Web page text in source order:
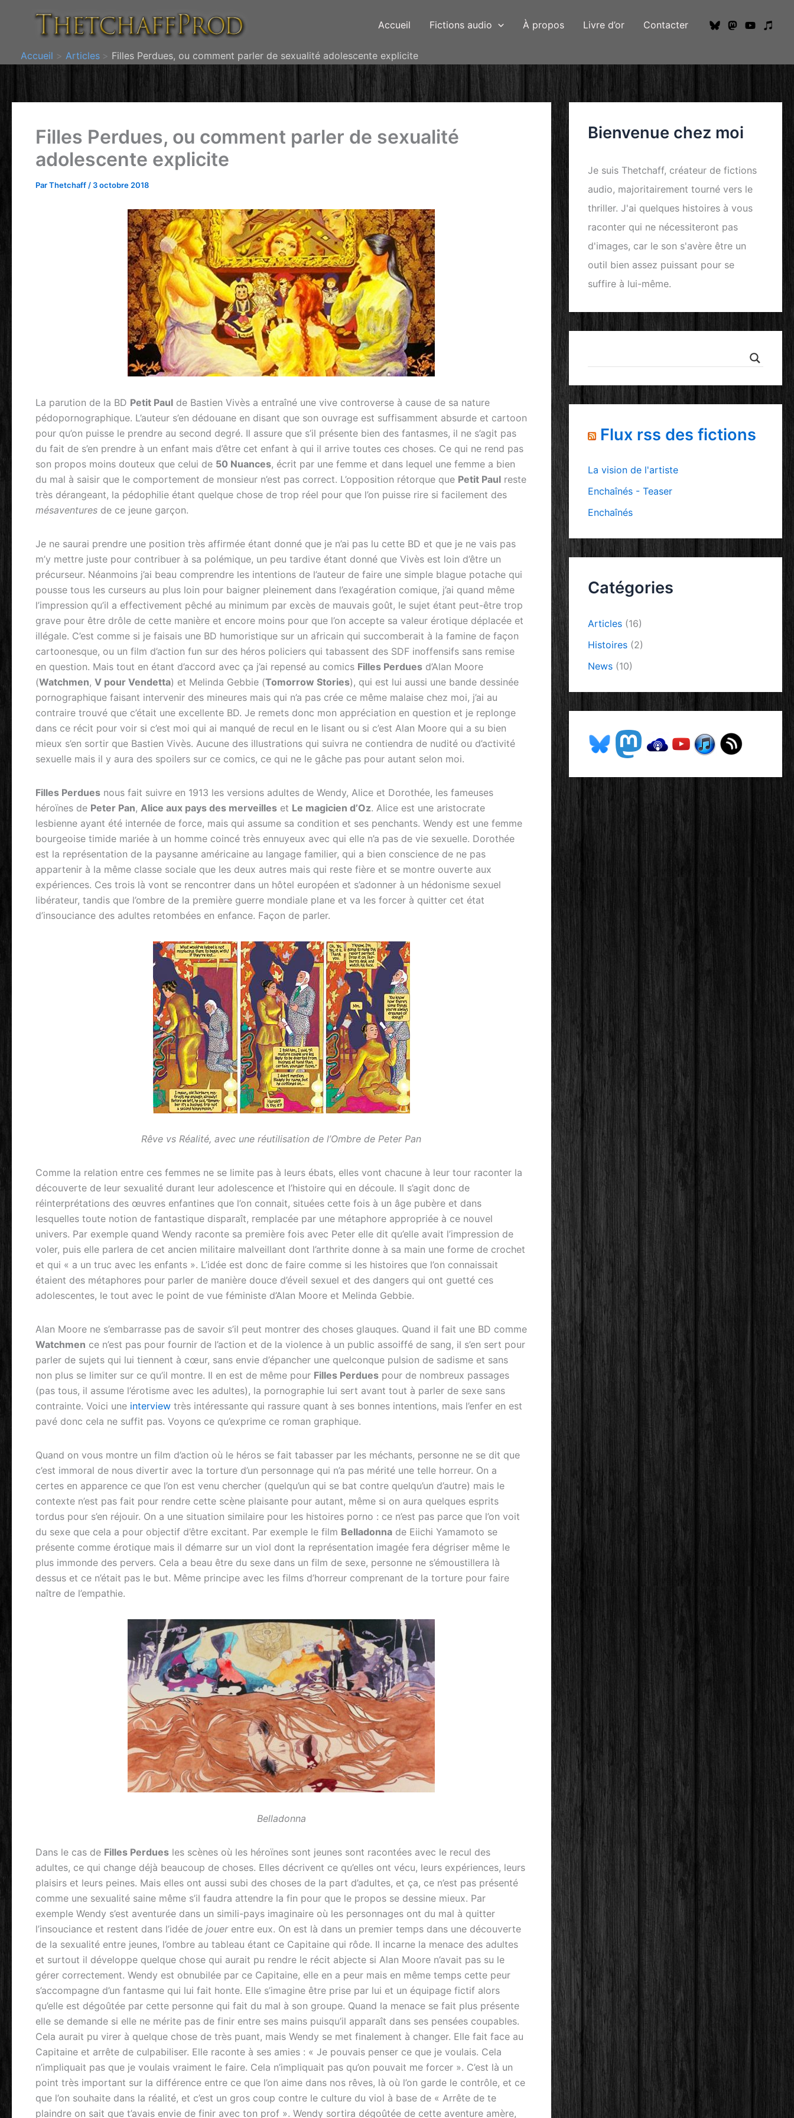
Accueil Fictions audio À propos Livre d’or Contacter
Accueil Articles Filles Perdues, ou comment parler de sexualité adolescente explicite
Filles Perdues, ou comment parler de sexualité
adolescente explicite
ParThetchaff / 3 octobre 2018
La parution de la BD Petit Paul de Bastien Vivès a entraîné une vive controverse à cause de sa nature
pédopornographique. L’auteur s’en dédouane en disant que son ouvrage est suffisamment absurde et cartoon
pour qu’on puisse le prendre au second degré. Il assure que s’il présente bien des fantasmes, il ne s’agit pas
du fait de s’en prendre à un enfant mais d’être cet enfant à qui il arrive toutes ces choses. Ce qui ne rend pas
son propos moins douteux que celui de 50 Nuances, écrit par une femme et dans lequel une femme a bien
du mal à saisir que le comportement de monsieur n’est pas correct. L’opposition rétorque que Petit Paul reste
très dérangeant, la pédophilie étant quelque chose de trop réel pour que l’on puisse rire si facilement des
mésaventures de ce jeune garçon.
Je ne saurai prendre une position très affirmée étant donné que je n’ai pas lu cette BD et que je ne vais pas
m’y mettre juste pour contribuer à sa polémique, un peu tardive étant donné que Vivès est loin d’être un
précurseur. Néanmoins j’ai beau comprendre les intentions de l’auteur de faire une simple blague potache qui
pousse tous les curseurs au plus loin pour baigner pleinement dans l’exagération comique, j’ai quand même
l’impression qu’il a effectivement pêché au minimum par excès de mauvais goût, le sujet étant peut-être trop
grave pour être drôle de cette manière et encore moins pour que l’on accepte sa valeur érotique déplacée et
illégale. C’est comme si je faisais une BD humoristique sur un africain qui succomberait à la famine de façon
cartoonesque, ou un film d’action fun sur des héros policiers qui tabassent des SDF inoffensifs sans remise
en question. Mais tout en étant d’accord avec ça j’ai repensé au comics Filles Perdues d’Alan Moore
(Watchmen, V pour Vendetta) et Melinda Gebbie (Tomorrow Stories), qui est lui aussi une bande dessinée
pornographique faisant intervenir des mineures mais qui n’a pas crée ce même malaise chez moi, j’ai au
contraire trouvé que c’était une excellente BD. Je remets donc mon appréciation en question et je replonge
dans ce récit pour voir si c’est moi qui ai manqué de recul en le lisant ou si c’est Alan Moore qui a su bien
mieux s’en sortir que Bastien Vivès. Aucune des illustrations qui suivra ne contiendra de nudité ou d’activité
sexuelle mais il y aura des spoilers sur ce comics, ce qui ne le gâche pas pour autant selon moi.
Filles Perdues nous fait suivre en 1913 les versions adultes de Wendy, Alice et Dorothée, les fameuses
héroïnes de Peter Pan, Alice aux pays des merveilles et Le magicien d’Oz. Alice est une aristocrate
lesbienne ayant été internée de force, mais qui assume sa condition et ses penchants. Wendy est une femme
bourgeoise timide mariée à un homme coincé très ennuyeux avec qui elle n’a pas de vie sexuelle. Dorothée
est la représentation de la paysanne américaine au langage familier, qui a bien conscience de ne pas
appartenir à la même classe sociale que les deux autres mais qui reste fière et se montre ouverte aux
expériences. Ces trois là vont se rencontrer dans un hôtel européen et s’adonner à un hédonisme sexuel
libérateur, tandis que l’ombre de la première guerre mondiale plane et va les forcer à quitter cet état
d’insouciance des adultes retombées en enfance. Façon de parler.
Rêve vs Réalité, avec une réutilisation de l’Ombre de Peter Pan
Comme la relation entre ces femmes ne se limite pas à leurs ébats, elles vont chacune à leur tour raconter la
découverte de leur sexualité durant leur adolescence et l’histoire qui en découle. Il s’agit donc de
réinterprétations des œuvres enfantines que l’on connait, situées cette fois à un âge pubère et dans
lesquelles toute notion de fantastique disparaît, remplacée par une métaphore appropriée à ce nouvel
univers. Par exemple quand Wendy raconte sa première fois avec Peter elle dit qu’elle avait l’impression de
voler, puis elle parlera de cet ancien militaire malveillant dont l’arthrite donne à sa main une forme de crochet
et qui « a un truc avec les enfants ». L’idée est donc de faire comme si les histoires que l’on connaissait
étaient des métaphores pour parler de manière douce d’éveil sexuel et des dangers qui ont guetté ces
adolescentes, le tout avec le point de vue féministe d’Alan Moore et Melinda Gebbie.
Alan Moore ne s’embarrasse pas de savoir s’il peut montrer des choses glauques. Quand il fait une BD comme
Watchmen ce n’est pas pour fournir de l’action et de la violence à un public assoiffé de sang, il s’en sert pour
parler de sujets qui lui tiennent à cœur, sans envie d’épancher une quelconque pulsion de sadisme et sans
non plus se limiter sur ce qu’il montre. Il en est de même pour Filles Perdues pour de nombreux passages
(pas tous, il assume l’érotisme avec les adultes), la pornographie lui sert avant tout à parler de sexe sans
contrainte. Voici une interview très intéressante qui rassure quant à ses bonnes intentions, mais l’enfer en est
pavé donc cela ne suffit pas. Voyons ce qu’exprime ce roman graphique.
Quand on vous montre un film d’action où le héros se fait tabasser par les méchants, personne ne se dit que
c’est immoral de nous divertir avec la torture d’un personnage qui n’a pas mérité une telle horreur. On a
certes en apparence ce que l’on est venu chercher (quelqu’un qui se bat contre quelqu’un d’autre) mais le
contexte n’est pas fait pour rendre cette scène plaisante pour autant, même si on aura quelques esprits
tordus pour s’en réjouir. On a une situation similaire pour les histoires porno : ce n’est pas parce que l’on voit
du sexe que cela a pour objectif d’être excitant. Par exemple le film Belladonna de Eiichi Yamamoto se
présente comme érotique mais il démarre sur un viol dont la représentation imagée fera dégriser même le
plus immonde des pervers. Cela a beau être du sexe dans un film de sexe, personne ne s’émoustillera là
dessus et ce n’était pas le but. Même principe avec les films d’horreur comprenant de la torture pour faire
naître de l’empathie.
Belladonna
Dans le cas de Filles Perdues les scènes où les héroïnes sont jeunes sont racontées avec le recul des
adultes, ce qui change déjà beaucoup de choses. Elles décrivent ce qu’elles ont vécu, leurs expériences, leurs
plaisirs et leurs peines. Mais elles ont aussi subi des choses de la part d’adultes, et ça, ce n’est pas présenté
comme une sexualité saine même s’il faudra attendre la fin pour que le propos se dessine mieux. Par
exemple Wendy s’est aventurée dans un simili-pays imaginaire où les personnages ont du mal à quitter
l’insouciance et restent dans l’idée de jouerentre eux. On est là dans un premier temps dans une découverte
de la sexualité entre jeunes, l’ombre au tableau étant ce Capitaine qui rôde. Il incarne la menace des adultes
et surtout il développe quelque chose qui aurait pu rendre le récit abjecte si Alan Moore n’avait pas su le
gérer correctement. Wendy est obnubilée par ce Capitaine, elle en a peur mais en même temps cette peur
s’accompagne d’un fantasme qui lui fait honte. Elle s’imagine être prise par lui et un équipage fictif alors
qu’elle est dégoûtée par cette personne qui fait du mal à son groupe. Quand la menace se fait plus présente
elle se demande si elle ne mérite pas de finir entre ses mains puisqu’il apparaît dans ses pensées coupables.
Cela aurait pu virer à quelque chose de très puant, mais Wendy se met finalement à changer. Elle fait face au
Capitaine et arrête de culpabiliser. Elle raconte à ses amies : « Je pouvais penser ce que je voulais. Cela
n’impliquait pas que je voulais vraiment le faire. Cela n’impliquait pas qu’on pouvait me forcer ». C’est là un
point très important sur la différence entre ce que l’on aime dans nos rêves, là où l’on garde le contrôle, et ce
que l’on souhaite dans la réalité, et c’est un gros coup contre le culture du viol à base de « Arrête de te
plaindre on sait que t’avais envie de finir avec ton prof ». Wendy sortira dégoûtée de cette aventure amère,
Bienvenue chez moi
Je suis Thetchaff, créateur de fictions
audio, majoritairement tourné vers le
thriller. J'ai quelques histoires à vous
raconter qui ne nécessiteront pas
d'images, car le son s'avère être un
outil bien assez puissant pour se
suffire à lui-même.
Flux rss des fictions
La vision de l'artiste
Enchaînés - Teaser
Enchaînés
Catégories
Articles(16)
Histoires(2)
News(10)